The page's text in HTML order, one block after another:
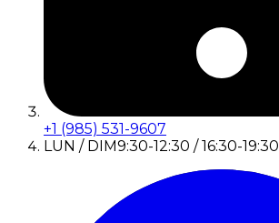
+1 (985) 531-9607
LUN / DIM9:30-12:30 / 16:30-19:30